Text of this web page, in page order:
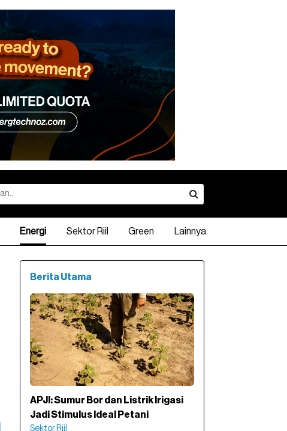
Energi Sektor Riil Green Lainnya
Berita Utama
APJI: Sumur Bor dan Listrik Irigasi
Jadi Stimulus Ideal Petani
Sektor Riil